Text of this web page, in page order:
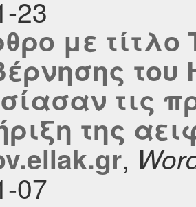
23
με
του
τις
της
,
07